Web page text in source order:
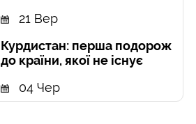
21 Вер
Курдистан: перша подорож
до країни, якої не існує
04 Чер